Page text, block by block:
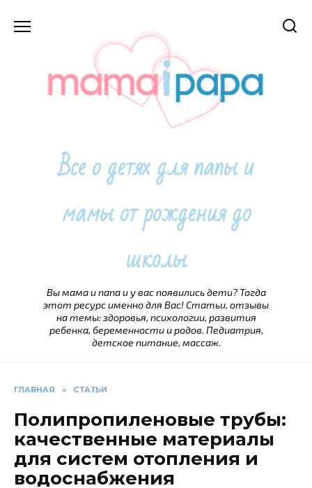
Все о детях для папы и
мамы от рождения до
школы
Вы мама и папа и у вас появились дети? Тогда
этот ресурс именно для Вас! Статьи, отзывы
на темы: здоровья, психологии, развития
ребенка, беременности и родов. Педиатрия,
детское питание, массаж.
ГЛАВНАЯ » СТАТЬИ
Полипропиленовые трубы:
качественные материалы
для систем отопления и
водоснабжения